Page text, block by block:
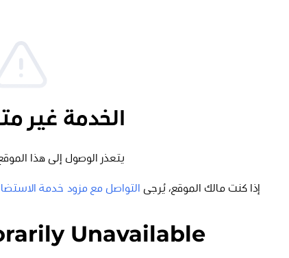
الخدمة غير
يتعذر الوصول إلى هذا
إذا كنت مالك الموقع، يُرجى التواصل مع مزود خدمة
Unavailable